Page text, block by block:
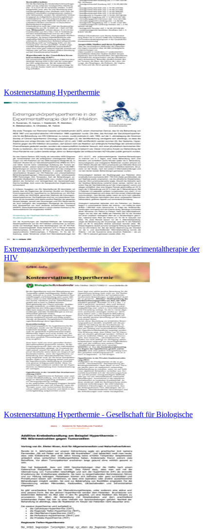
Kostenerstattung Hyperthermie
Extremganzkörperhyperthermie in der Experimentaltherapie der
HIV
Kostenerstattung Hyperthermie - Gesellschaft für Biologische